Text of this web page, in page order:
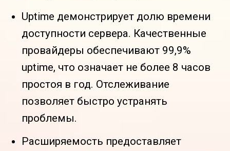
Uptime демонстрирует долю времени
доступности сервера. Качественные
провайдеры обеспечивают 99,9%
uptime, что означает не более 8 часов
простоя в год. Отслеживание
позволяет быстро устранять
проблемы.
Расширяемость предоставляет